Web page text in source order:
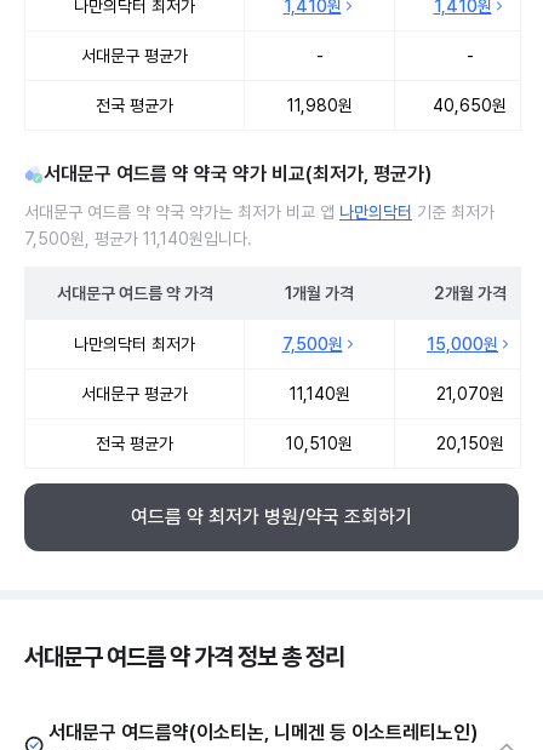
나만의닥터 최저가 1,410원 1,410원
서대문구 평균가 - -
전국 평균가 11,980원 40,650원
서대문구 여드름 약 약국 약가 비교(최저가, 평균가)
서대문구 여드름 약 약국 약가는 최저가 비교 앱 나만의닥터 기준 최저가
7,500원, 평균가 11,140원입니다.
서대문구 여드름 약가격 1개월 가격 2개월 가격
나만의닥터 최저가 7,500원 15,000원
서대문구 평균가 11,140원 21,070원
전국 평균가 10,510원 20,150원
여드름 약 최저가 병원/약국 조회하기
서대문구 여드름 약 가격 정보 총 정리
서대문구 여드름약(이소티논, 니메겐 등 이소트레티노인)